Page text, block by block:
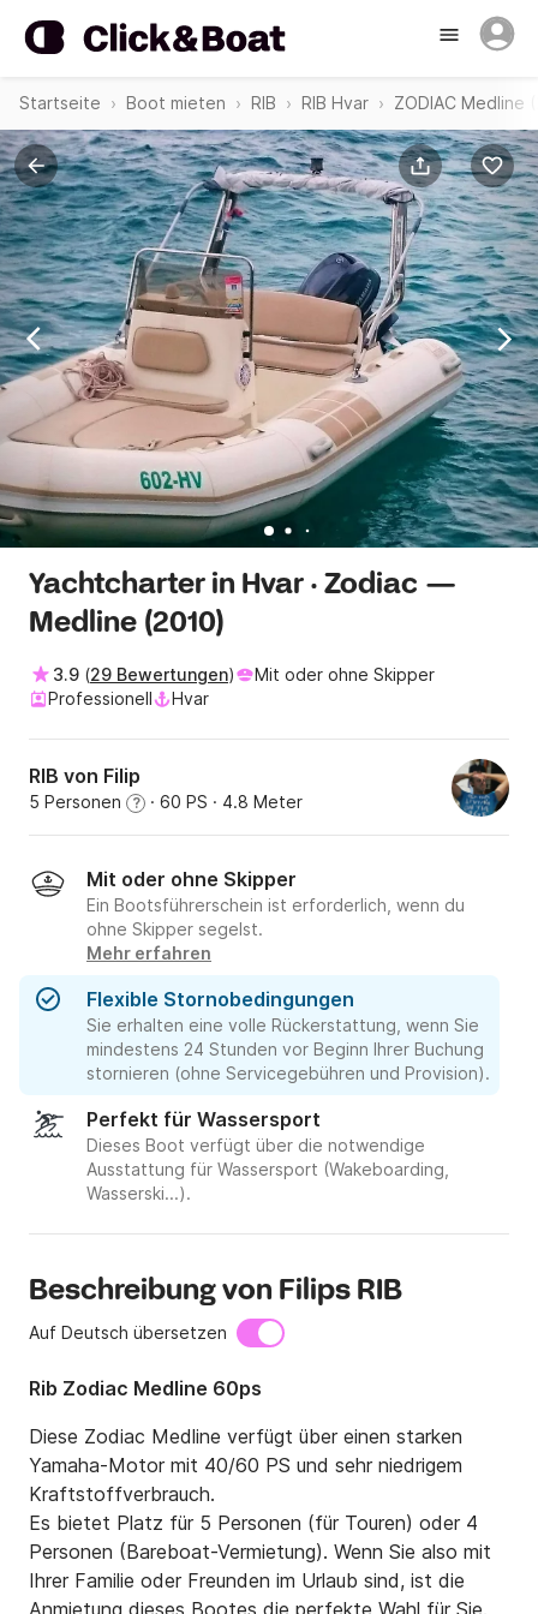
Startseite Boot mieten RIB RIB Hvar ZODIAC Medline
Yachtcharter in Hvar · Zodiac —
Medline (2010)
3.9 (29 Bewertungen)
Mit oder ohne Skipper
Professionell
Hvar
RIB von Filip
5 Personen ? · 60 PS · 4.8 Meter
Mit oder ohne Skipper
Ein Bootsführerschein ist erforderlich, wenn du
ohne Skipper segelst.
Mehr erfahren
Flexible Stornobedingungen
Sie erhalten eine volle Rückerstattung, wenn Sie
mindestens 24 Stunden vor Beginn Ihrer Buchung
stornieren (ohne Servicegebühren und Provision).
Perfekt für Wassersport
Dieses Boot verfügt über die notwendige
Ausstattung für Wassersport (Wakeboarding,
Wasserski...).
Beschreibung von Filips RIB
Auf Deutsch übersetzen
Rib Zodiac Medline 60ps
Diese Zodiac Medline verfügt über einen starken
Yamaha-Motor mit 40/60 PS und sehr niedrigem
Kraftstoffverbrauch.
Es bietet Platz für 5 Personen (für Touren) oder 4
Personen (Bareboat-Vermietung). Wenn Sie also mit
Ihrer Familie oder Freunden im Urlaub sind, ist die